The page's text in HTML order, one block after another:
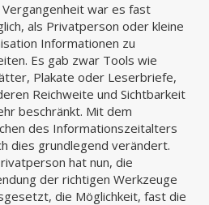
war es fast
als Privatperson oder kleine
Informationen zu
Es gab zwar Tools wie
Plakate oder Leserbriefe,
Reichweite und Sichtbarkeit
beschränkt. Mit dem
des Informationszeitalters
dies grundlegend verändert.
hat nun, die
der richtigen Werkzeuge
die Möglichkeit, fast die